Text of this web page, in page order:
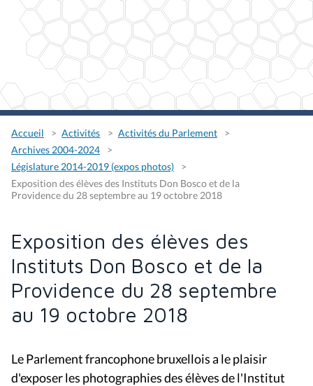
Accueil Activités
Activités du Parlement
Archives 2004-2024
Législature 2014-2019 (expos photos)
Exposition des élèves des Instituts Don Bosco et de la
Providence du 28 septembre au 19 octobre 2018
Exposition des élèves des
Instituts Don Bosco et de la
Providence du 28 septembre
au 19 octobre 2018
Le Parlement francophone bruxellois a le plaisir
d'exposer les photographies des élèves de l'Institut